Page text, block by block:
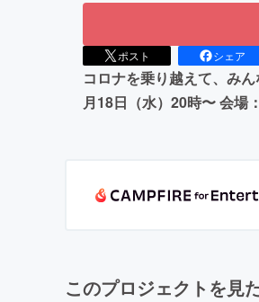
ポスト シェア
コロナを乗り越えて、み
月18日（水）20時〜 会場
このプロジェクトを見